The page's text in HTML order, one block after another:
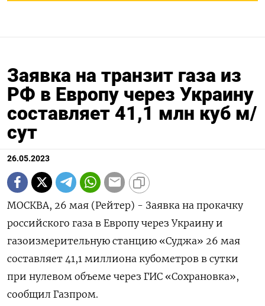
Заявка на транзит газа из
РФ в Европу через Украину
составляет 41,1 млн куб м/
сут
26.05.2023
МОСКВА, 26 мая (Рейтер) - Заявка на прокачку
российского газа в Европу через Украину и
газоизмерительную станцию «Суджа» 26 мая
составляет 41,1 миллиона кубометров в сутки
при нулевом объеме через ГИС «Сохрановка»,
сообщил Газпром.